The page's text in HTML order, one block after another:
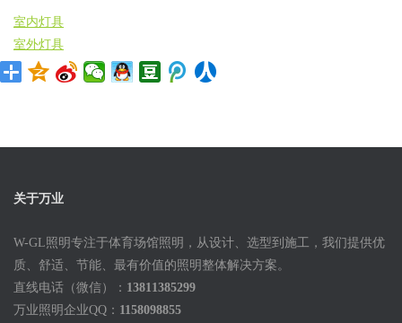
室内灯具
室外灯具
关于万业
W-GL照明专注于体育场馆照明，从设计、选型到施工，我们提供优
质、舒适、节能、最有价值的照明整体解决方案。
直线电话（微信）： 13811385299
万业照明企业QQ： 1158098855